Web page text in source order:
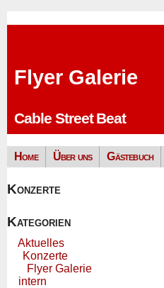
Flyer Galerie
Cable Street Beat
Home Über uns Gästebuch
Konzerte
Kategorien
Aktuelles
Konzerte
Flyer Galerie
intern